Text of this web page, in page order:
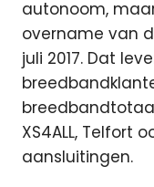
autonoom,
overname van
juli 2017. Dat
XS4ALL, Telfort
aansluitingen.